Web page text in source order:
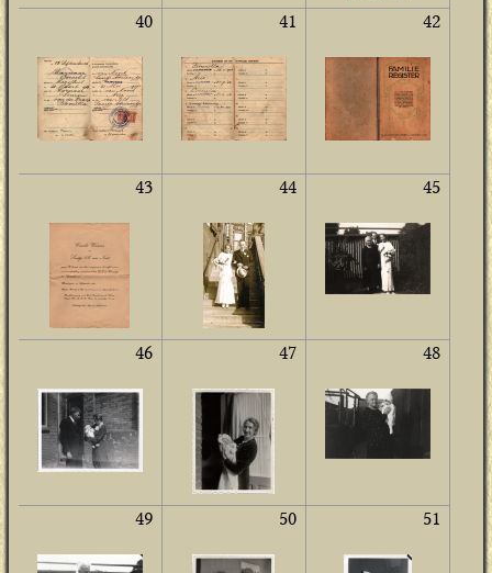
40 41 42
43 44 45
46 47 48
49 50 51